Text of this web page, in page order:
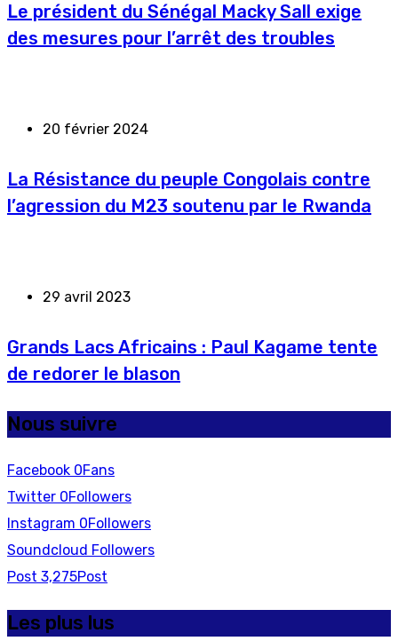
Le président du Sénégal Macky Sall exige
des mesures pour l’arrêt des troubles
20 février 2024
La Résistance du peuple Congolais contre
l’agression du M23 soutenu par le Rwanda
29 avril 2023
Grands Lacs Africains : Paul Kagame tente
de redorer le blason
Nous suivre
Facebook 0Fans
Twitter 0Followers
Instagram 0Followers
Soundcloud Followers
Post 3,275Post
Les plus lus